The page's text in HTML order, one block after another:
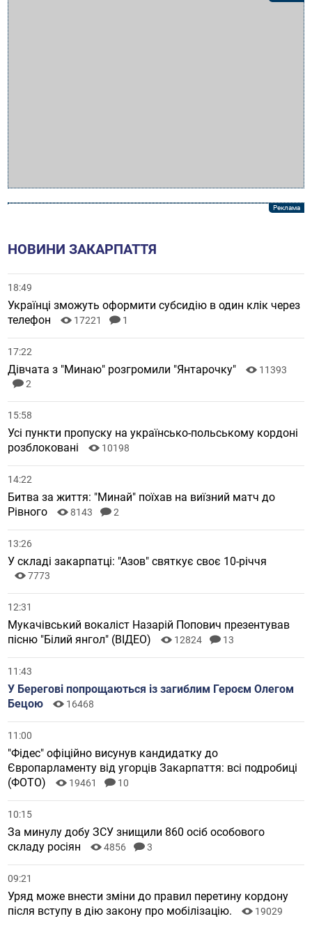
НОВИНИ ЗАКАРПАТТЯ
18:49
Українці зможуть оформити субсидію в один клік через
телефон
17221 1
17:22
Дівчата з "Минаю" розгромили "Янтарочку"
11393
2
15:58
Усі пункти пропуску на українсько-польському кордоні
розблоковані
10198
14:22
Битва за життя: "Минай" поїхав на виїзний матч до
Рівного
8143 2
13:26
У складі закарпатці: "Азов" святкує своє 10-річчя
7773
12:31
Мукачівський вокаліст Назарій Попович презентував
пісню "Білий янгол" (ВІДЕО)
12824 13
11:43
У Берегові попрощаються із загиблим Героєм Олегом
Бецою
16468
11:00
"Фідес" офіційно висунув кандидатку до
Європарламенту від угорців Закарпаття: всі подробиці
(ФОТО)
19461 10
10:15
За минулу добу ЗСУ знищили 860 осіб особового
складу росіян
4856 3
09:21
Уряд може внести зміни до правил перетину кордону
після вступу в дію закону про мобілізацію.
19029